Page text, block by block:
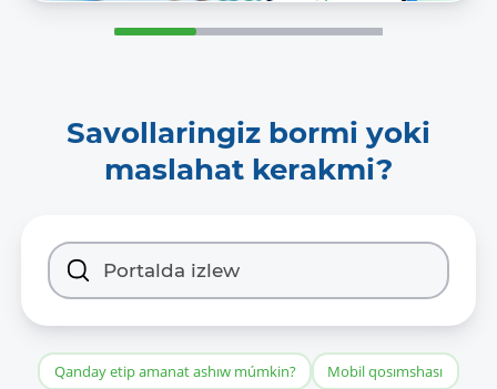
Savollaringiz bormi yoki
maslahat kerakmi?
Qanday etip amanat ashıw múmkin?
Mobil qosımshası